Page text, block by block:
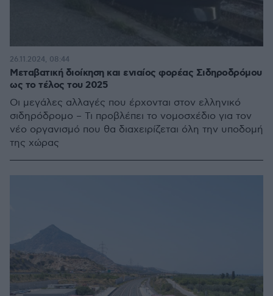
Μεταβατική διοίκηση και ενιαίος φορέας Σιδηροδρόμου
ως το τέλος του 2025
Οι μεγάλες αλλαγές που έρχονται στον ελληνικό
σιδηρόδρομο – Τι προβλέπει το νομοσχέδιο για τον
νέο οργανισμό που θα διαχειρίζεται όλη την υποδομή
της χώρας
26.11.2024, 08:44